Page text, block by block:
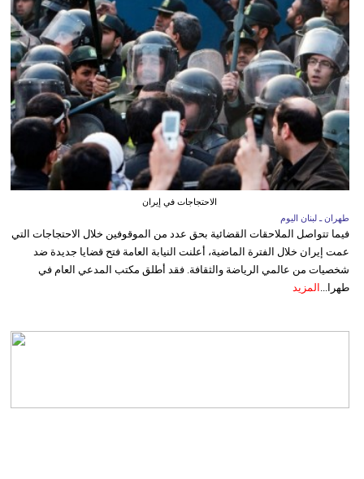
الاحتجاجات في إيران
طهران ـ لبنان اليوم
فيما تتواصل الملاحقات القضائية بحق عدد من الموقوفين خلال الاحتجاجات التي
عمت إيران خلال الفترة الماضية، أعلنت النيابة العامة فتح قضايا جديدة ضد
شخصيات من عالمي الرياضة والثقافة. فقد أطلق مكتب المدعي العام في
طهرا... المزيد